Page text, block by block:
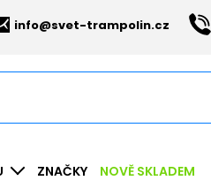
info@svet-trampolin.cz
ZNAČKY NOVĚ SKLADEM